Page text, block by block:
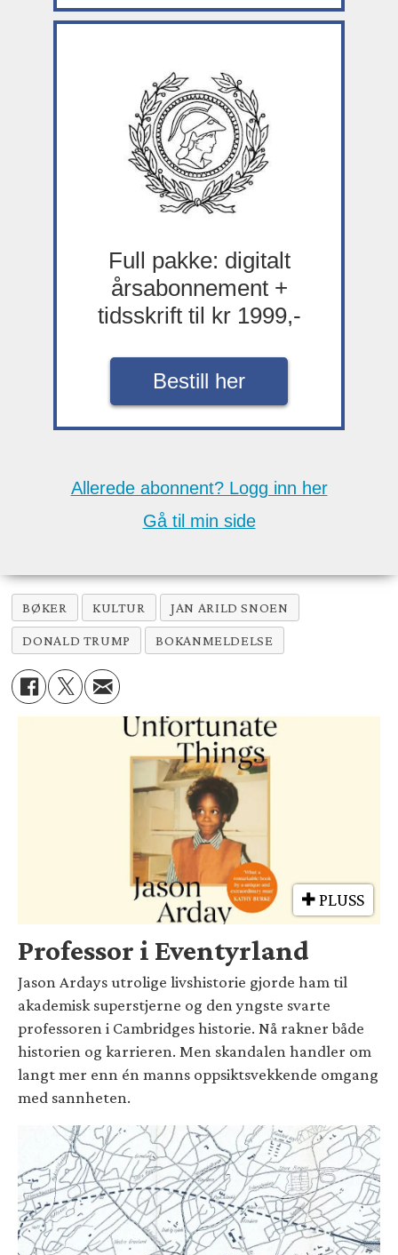
Full pakke: digitalt
årsabonnement +
tidsskrift til kr 1999,-
Bestill her
Allerede abonnent? Logg inn her
Gå til min side
BØKER KULTUR JAN ARILD SNOEN
DONALD TRUMP BOKANMELDELSE
PLUSS
Professor i Eventyrland
Jason Ardays utrolige livshistorie gjorde ham til
akademisk superstjerne og den yngste svarte
professoren i Cambridges historie. Nå rakner både
historien og karrieren. Men skandalen handler om
langt mer enn én manns oppsiktsvekkende omgang
med sannheten.